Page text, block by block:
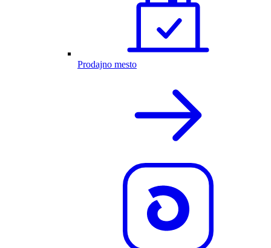
Prodajno mesto